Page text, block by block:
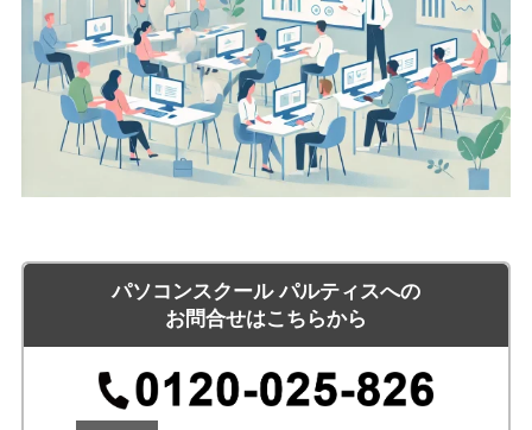
パソコンスクール パルティスへの
お問合せはこちらから